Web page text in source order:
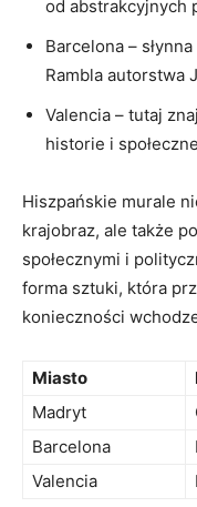
od abstrakcyjnych
Barcelona –
Rambla autorstwa
Valencia – tutaj
historie i
Hiszpańskie murale
krajobraz, ale także
społecznymi i
forma sztuki, która
konieczności
Miasto
Madryt
Barcelona
Valencia